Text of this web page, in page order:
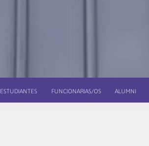
ESTUDIANTES FUNCIONARIAS/OS ALUMNI